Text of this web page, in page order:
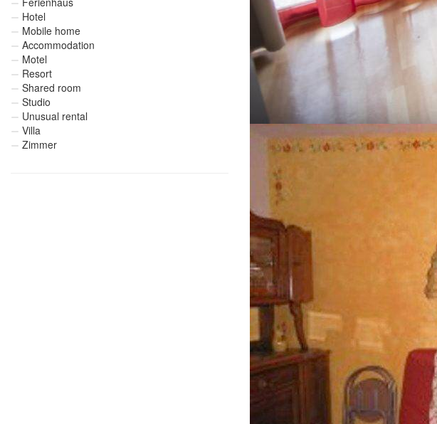
Hotel
Mobile home
Accommodation
Motel
Resort
Shared room
Studio
Unusual rental
Villa
Zimmer